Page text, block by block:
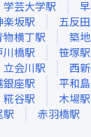
学芸大学駅
楽坂駅 五反田
物横丁駅 築地
川橋駅 笹塚駅
立会川駅 西
銀座駅 平和島
糀谷駅 木場駅
駅 赤羽橋駅